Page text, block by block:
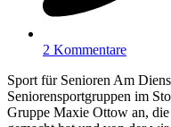
2 Kommentare
Sport für Senioren Am
Seniorensportgruppen im
Gruppe Maxie Ottow an,